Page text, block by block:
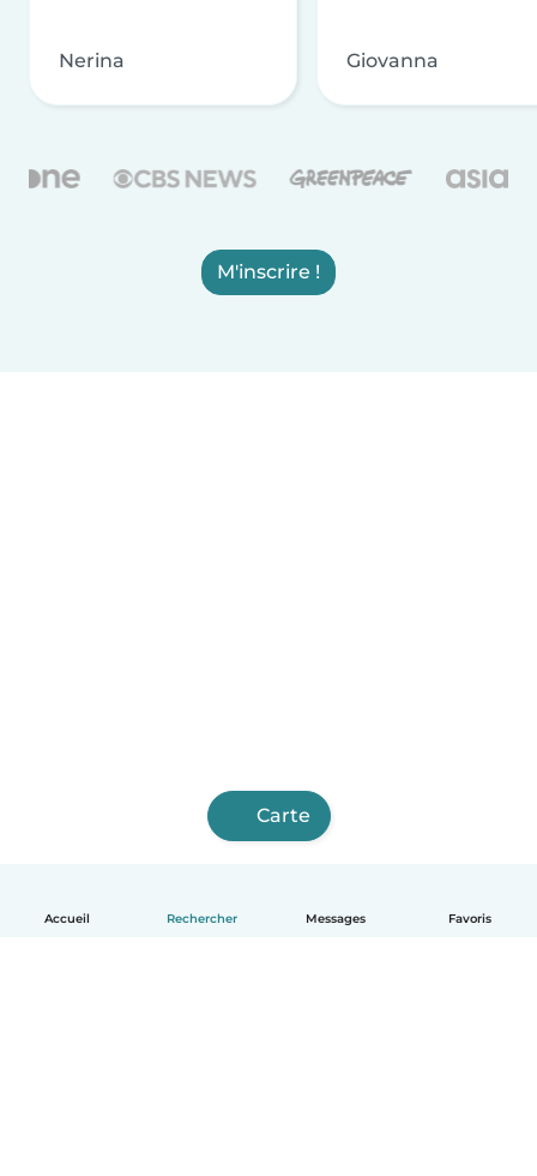
Accueil Rechercher Messages Favoris
Nerina Giovanna
M'inscrire !
Carte